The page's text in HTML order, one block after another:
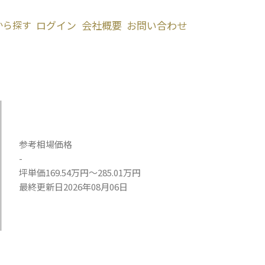
探す ログイン 会社概要 お問い合わせ
参考相場価格
-
坪単価169.54万円～285.01万円
最終更新日2026年08月06日